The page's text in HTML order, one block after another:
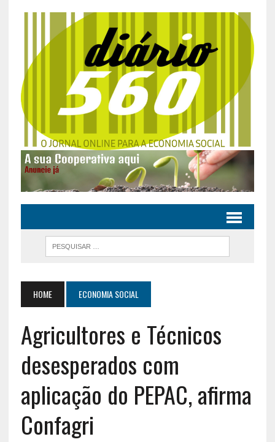
HOME ECONOMIA SOCIAL
Agricultores e Técnicos
desesperados com
aplicação do PEPAC, afirma
Confagri